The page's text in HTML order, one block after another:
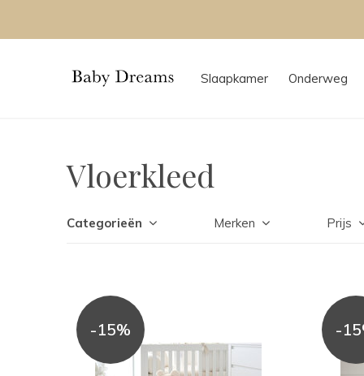
Slaapkamer Onderweg
Vloerkleed
Categorieën Merken Prijs
-15% -